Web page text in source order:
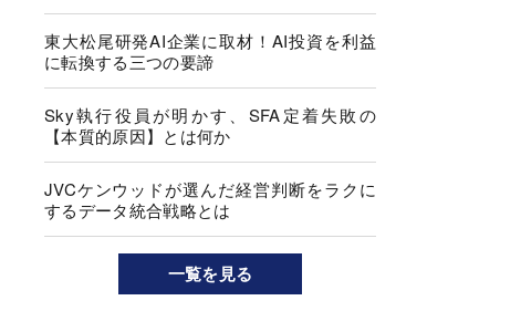
東大松尾研発AI企業に取材！AI投資を利益
に転換する三つの要諦
Sky執行役員が明かす、SFA定着失敗の
【本質的原因】とは何か
JVCケンウッドが選んだ経営判断をラクに
するデータ統合戦略とは
一覧を見る